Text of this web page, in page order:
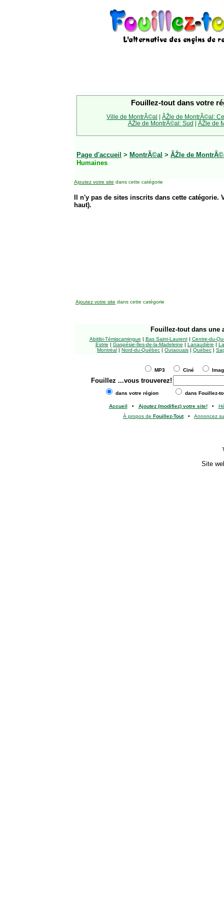
Fouillez-tout dans votre
Ville de MontrÃ©al | ÃŽle de MontrÃ©al:
ÃŽle de MontrÃ©al: Sud | ÃŽle de
Page d'accueil > MontrÃ©al > ÃŽle de
Humaines
Ajoutez votre site dans cette catégorie
Il n'y pas de sites inscrits dans cette
haut).
Ajoutez votre site dans cette catégorie
Fouillez-tout dans une
Abitibi-Témiscamingue | Bas Saint-Laurent| Centre-du-
Estrie | Gaspésie-Îles-de-la-Madeleine | Lanaudière |
Montréal | Nord-du-Québec | Outaouais | Québec |
MP3 Ciné
Fouillez ...vous trouverez!
dans votre région dans Fouillez-
Accueil • Ajoutez (modifiez) votre site!•
À propos de Fouillez-Tout• Annoncez
Site